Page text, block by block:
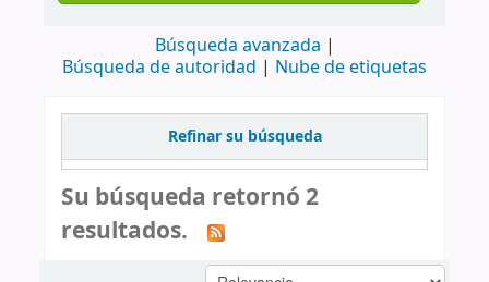
Búsqueda avanzada
Búsqueda de autoridad
Nube de etiquetas
Refinar su búsqueda
Su búsqueda retornó 2
resultados.